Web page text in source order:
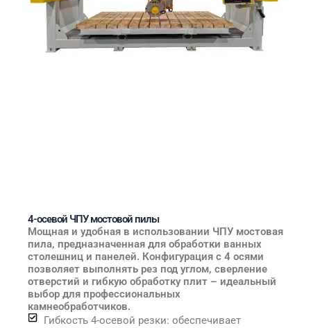
4-осевой ЧПУ мостовой пилы
Мощная и удобная в использовании ЧПУ мостовая
пила, предназначенная для обработки ванных
столешниц и панелей. Конфигурация с 4 осями
позволяет выполнять рез под углом, сверление
отверстий и гибкую обработку плит – идеальный
выбор для профессиональных
камнеобработчиков.
Гибкость 4-осевой резки: обеспечивает